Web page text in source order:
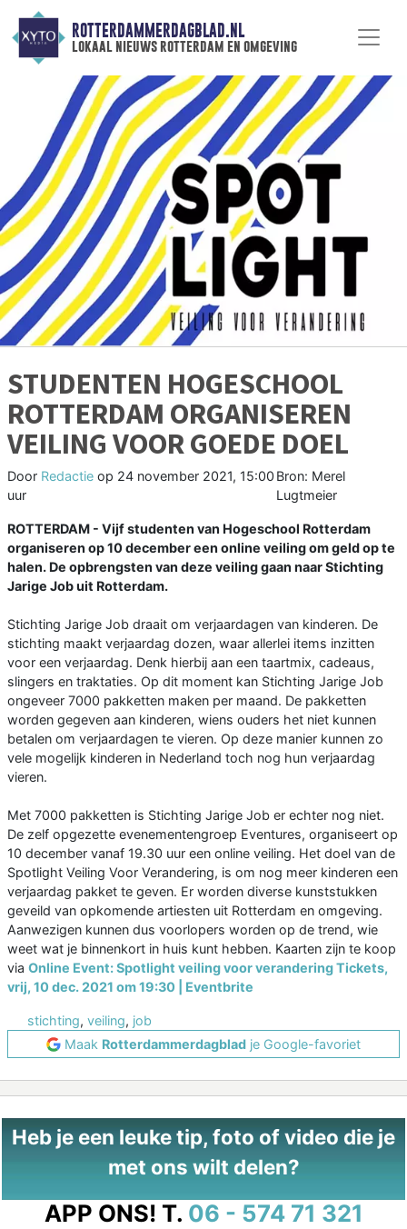
ROTTERDAMMERDAGBLAD.NL
lokaal nieuws rotterdam en omgeving
STUDENTEN HOGESCHOOL
ROTTERDAM ORGANISEREN
VEILING VOOR GOEDE DOEL
Door Redactie op 24 november 2021, 15:00
uur
Bron: Merel
Lugtmeier
ROTTERDAM - Vijf studenten van Hogeschool Rotterdam
organiseren op 10 december een online veiling om geld op te
halen. De opbrengsten van deze veiling gaan naar Stichting
Jarige Job uit Rotterdam.
Stichting Jarige Job draait om verjaardagen van kinderen. De
stichting maakt verjaardag dozen, waar allerlei items inzitten
voor een verjaardag. Denk hierbij aan een taartmix, cadeaus,
slingers en traktaties. Op dit moment kan Stichting Jarige Job
ongeveer 7000 pakketten maken per maand. De pakketten
worden gegeven aan kinderen, wiens ouders het niet kunnen
betalen om verjaardagen te vieren. Op deze manier kunnen zo
vele mogelijk kinderen in Nederland toch nog hun verjaardag
vieren.
Met 7000 pakketten is Stichting Jarige Job er echter nog niet.
De zelf opgezette evenementengroep Eventures, organiseert op
10 december vanaf 19.30 uur een online veiling. Het doel van de
Spotlight Veiling Voor Verandering, is om nog meer kinderen een
verjaardag pakket te geven. Er worden diverse kunststukken
geveild van opkomende artiesten uit Rotterdam en omgeving.
Aanwezigen kunnen dus voorlopers worden op de trend, wie
weet wat je binnenkort in huis kunt hebben. Kaarten zijn te koop
via Online Event: Spotlight veiling voor verandering Tickets,
vrij, 10 dec. 2021 om 19:30 | Eventbrite
stichting, veiling, job
Maak Rotterdammerdagblad je Google-favoriet
Heb je een leuke tip, foto of video die je
met ons wilt delen?
APP ONS! T. 06 - 574 71 321